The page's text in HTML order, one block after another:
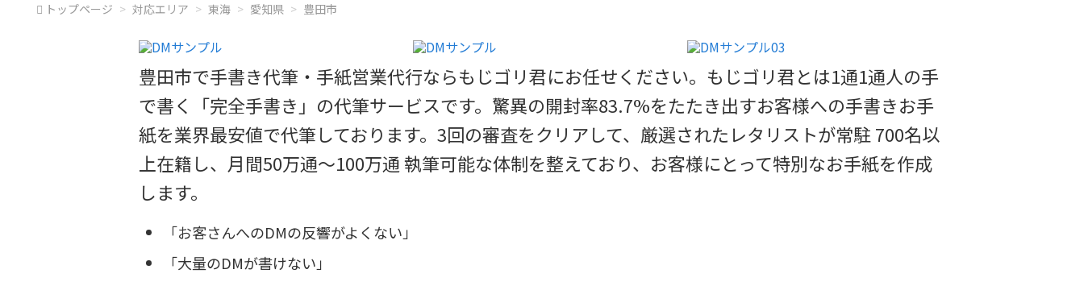
トップページ 対応エリア 東海 愛知県 豊田市
豊田市で手書き代筆・手紙営業代行ならもじゴリ君にお任せください。もじゴリ君とは1通1通人の手
で書く「完全手書き」の代筆サービスです。驚異の開封率83.7%をたたき出すお客様への手書きお手
紙を業界最安値で代筆しております。3回の審査をクリアして、厳選されたレタリストが常駐 700名以
上在籍し、月間50万通～100万通 執筆可能な体制を整えており、お客様にとって特別なお手紙を作成
します。
「お客さんへのDMの反響がよくない」
「大量のDMが書けない」